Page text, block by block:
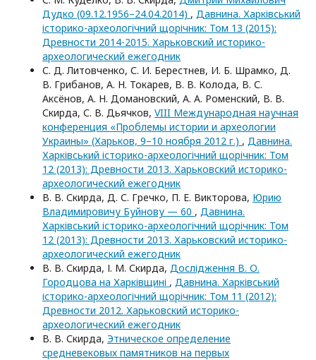
Дудко (09.12.1956–24.04.2014) , Давнина. Харківський
історико-археологічний щорічник: Том 13 (2015):
Древности 2014-2015. Харьковский историко-
археологический ежегодник
С. Д. Литовченко, С. И. Берестнев, И. Б. Шрамко, Д.
В. Грибанов, А. Н. Токарев, В. В. Колода, В. С.
Аксёнов, А. Н. Домановский, А. А. Роменский, В. В.
Скирда, С. В. Дьячков, VIII Международная научная
конференция «Проблемы истории и археологии
Украины» (Харьков, 9–10 ноября 2012 г.) , Давнина.
Харківський історико-археологічний щорічник: Том
12 (2013): Древности 2013. Харьковский историко-
археологический ежегодник
В. В. Скирда, Д. С. Гречко, П. Е. Викторова, Юрию
Владимировичу Буйнову — 60 , Давнина.
Харківський історико-археологічний щорічник: Том
12 (2013): Древности 2013. Харьковский историко-
археологический ежегодник
В. В. Скирда, І. М. Скирда, Дослідження В. О.
Городцова на Харківщині , Давнина. Харківський
історико-археологічний щорічник: Том 11 (2012):
Древности 2012. Харьковский историко-
археологический ежегодник
В. В. Скирда, Этническое определение
средневековых памятников на первых